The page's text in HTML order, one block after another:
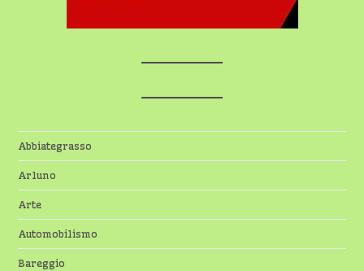
Abbiategrasso
Arluno
Arte
Automobilismo
Bareggio